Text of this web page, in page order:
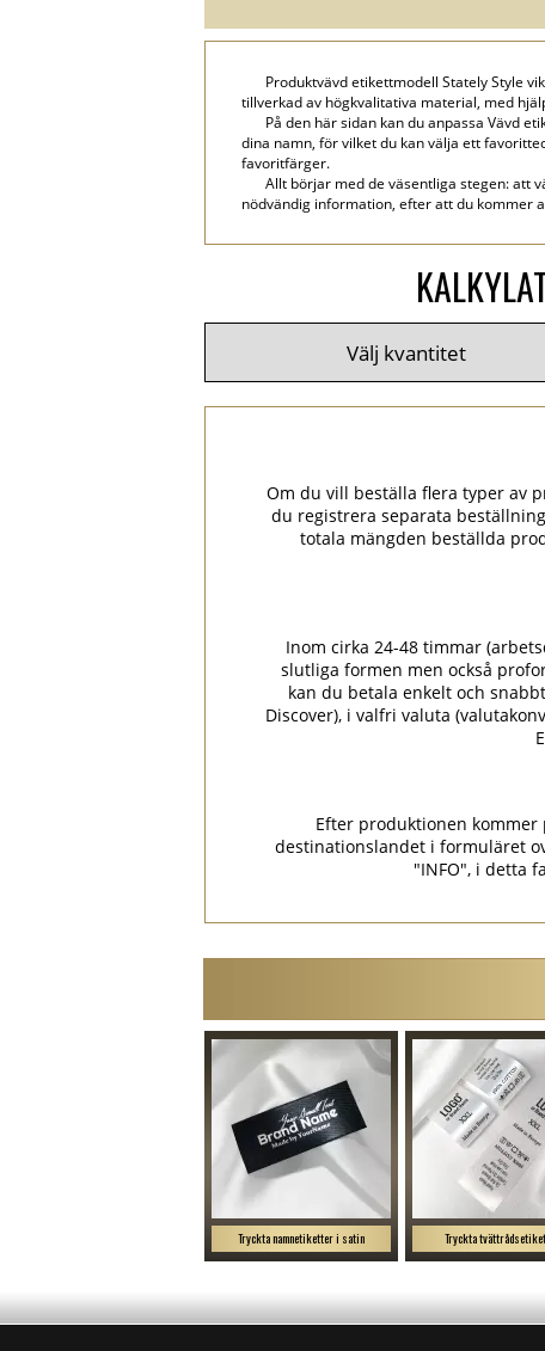
Produktvävd etikettmodell Stately Style
tillverkad av högkvalitativa material, med
På den här sidan kan du anpassa Vävd
dina namn, för vilket du kan välja ett
favoritfärger.
Allt börjar med de väsentliga stegen: att
nödvändig information, efter att du kommer
Om du vill beställa flera typer av
du registrera separata
totala mängden beställda
Inom cirka 24-48 timmar
slutliga formen men också
kan du betala enkelt och
Discover), i valfri valuta
Efter produktionen kommer
destinationslandet i formuläret
"INFO", i detta
Tryckta namnetiketter i satin Tryckta